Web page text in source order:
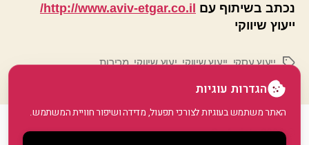
נכתב בשיתוף עם http://www.aviv-etgar.co.il/
ייעוץ שיווקי
תגיותייעוץ עסקי,ייעוץ שיווקי,יעוץ שיווקי,מכירות
© 2026
GoArticle למעלה
הגדרות עוגיות
האתר משתמש בעוגיות לצורכי תפעול, מדידה ושיפור חוויית המשתמש.